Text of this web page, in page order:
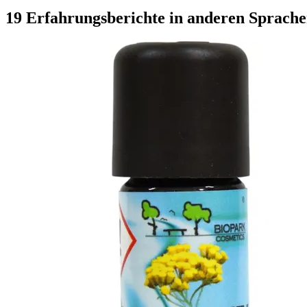
19 Erfahrungsberichte in anderen